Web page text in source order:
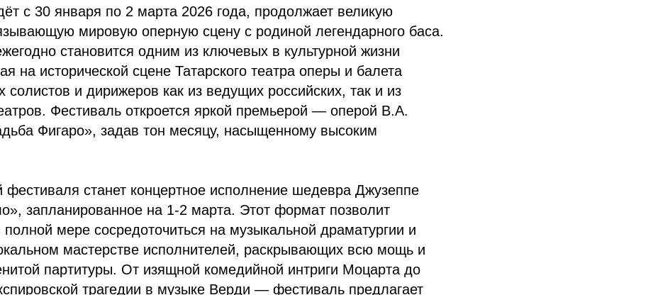
с 30 января по 2 марта 2026 года, продолжает великую
мировую оперную сцену с родиной легендарного баса.
становится одним из ключевых в культурной жизни
на исторической сцене Татарского театра оперы и балета
солистов и дирижеров как из ведущих российских, так и из
Фестиваль откроется яркой премьерой — оперой В.А.
Фигаро», задав тон месяцу, насыщенному высоким
фестиваля станет концертное исполнение шедевра Джузеппе
запланированное на 1-2 марта. Этот формат позволит
мере сосредоточиться на музыкальной драматургии и
мастерстве исполнителей, раскрывающих всю мощь и
партитуры. От изящной комедийной интриги Моцарта до
трагедии в музыке Верди — фестиваль предлагает